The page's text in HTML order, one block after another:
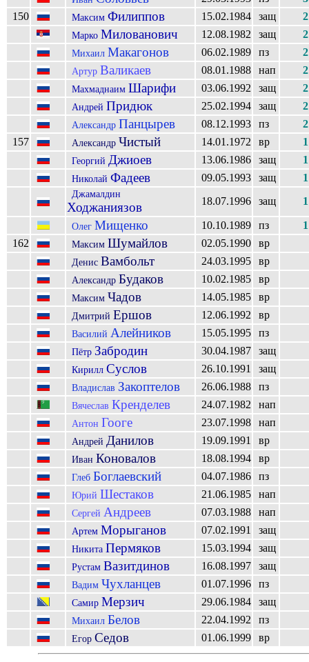
150
Максим Филиппов 15.02.1984 защ 2
Марко Милованович 12.08.1982 защ 2
Михаил Макагонов 06.02.1989 пз 2
Артур Валикаев 08.01.1988 нап 2
Махмаднаим Шарифи 03.06.1992 защ 2
Андрей Придюк 25.02.1994 защ 2
Александр Панцырев 08.12.1993 пз
2
157
Александр Чистый 14.01.1972 вр 1
Георгий Джиоев 13.06.1986 защ 1
Николай Фадеев 09.05.1993 защ 1
Джамалдин
Ходжаниязов 18.07.1996 защ 1
Олег Мищенко 10.10.1989 пз
1
162
Максим Шумайлов 02.05.1990 вр
Денис Вамбольт 24.03.1995 вр
Александр Будаков 10.02.1985 вр
Максим Чадов 14.05.1985 вр
Дмитрий Ершов 12.06.1992 вр
Василий Алейников 15.05.1995 пз
Пётр Забродин 30.04.1987 защ
Кирилл Суслов 26.10.1991 защ
Владислав Закоптелов 26.06.1988 пз
Вячеслав Кренделев 24.07.1982 нап
Антон Гооге 23.07.1998 нап
Андрей Данилов 19.09.1991 вр
Иван Коновалов 18.08.1994 вр
Глеб Боглаевский 04.07.1986 пз
Юрий Шестаков 21.06.1985 нап
Сергей Андреев 07.03.1988 нап
Артем Морыганов 07.02.1991 защ
Никита Пермяков 15.03.1994 защ
Рустам Вазитдинов 16.08.1997 защ
Вадим Чухланцев 01.07.1996 пз
Самир Мерзич 29.06.1984 защ
Михаил Белов 22.04.1992 пз
Егор Седов 01.06.1999 вр